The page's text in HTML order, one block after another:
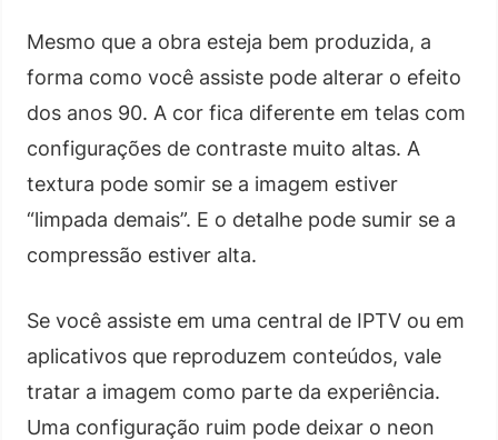
Mesmo que a obra esteja bem produzida, a
forma como você assiste pode alterar o efeito
dos anos 90. A cor fica diferente em telas com
configurações de contraste muito altas. A
textura pode somir se a imagem estiver
“limpada demais”. E o detalhe pode sumir se a
compressão estiver alta.
Se você assiste em uma central de IPTV ou em
aplicativos que reproduzem conteúdos, vale
tratar a imagem como parte da experiência.
Uma configuração ruim pode deixar o neon